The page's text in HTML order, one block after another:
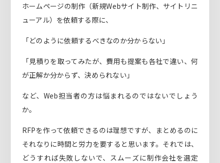
ホームページの制作（新規Webサイト制作、サイトリニ
ューアル）を依頼する際に、
「どのように依頼するべきなのか分からない」
「見積りを取ってみたが、費用も提案も各社で違い、何
が正解か分からず、決められない」
など、Web担当者の方は悩まれるのではないでしょう
か。
RFPを作って依頼できるのは理想ですが、まとめるのに
それなりに時間と労力を要すると思います。それでは、
どうすれば失敗しないで、スムーズに制作会社を選定